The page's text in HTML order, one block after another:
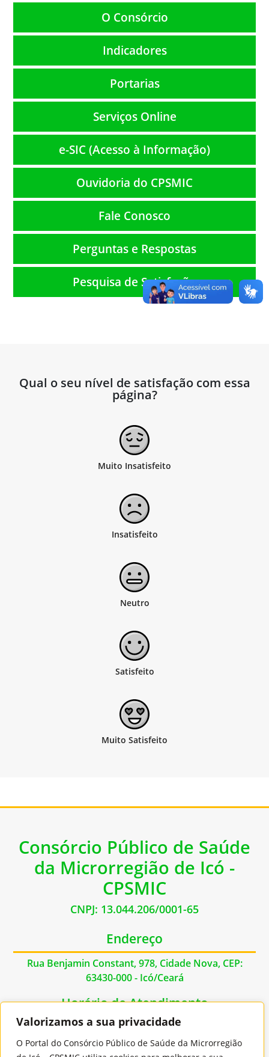
Valorizamos a sua privacidade
O Portal do Consórcio Público de Saúde da Microrregião
O Consórcio
Indicadores
Portarias
Serviços Online
e-SIC (Acesso à Informação)
Ouvidoria do CPSMIC
Fale Conosco
Perguntas e Respostas
Pesquisa de Satisfação
Qual o seu nível de satisfação com essa
página?
Consórcio Público de Saúde
da Microrregião de Icó -
CPSMIC
CNPJ: 13.044.206/0001-65
Endereço
Rua Benjamin Constant, 978, Cidade Nova, CEP:
63430-000 - Icó/Ceará
Horário de Atendimento
De Segunda à Sexta das 07:00hs às 17:00hs
Contato